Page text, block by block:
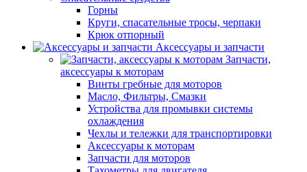
Горны
Круги, спасательные тросы, черпаки
Крюк отпорный
Аксессуары и запчасти
Запчасти,
аксессуары к моторам
Винты гребные для моторов
Масло, Фильтры, Смазки
Устройства для промывки системы
охлаждения
Чехлы и тележки для транспортировки
Аксессуары к моторам
Запчасти для моторов